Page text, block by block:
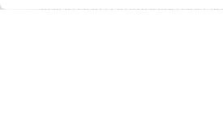
valorizzare l’immagine del